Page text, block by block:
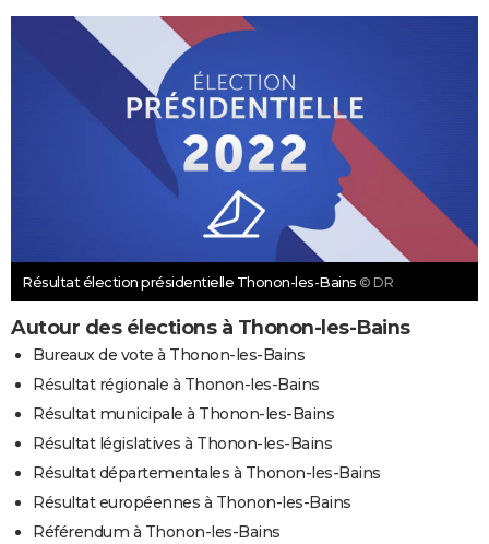
Résultat élection présidentielle Thonon-les-Bains © DR
Autour des élections à Thonon-les-Bains
Bureaux de vote à Thonon-les-Bains
Résultat régionale à Thonon-les-Bains
Résultat municipale à Thonon-les-Bains
Résultat législatives à Thonon-les-Bains
Résultat départementales à Thonon-les-Bains
Résultat européennes à Thonon-les-Bains
Référendum à Thonon-les-Bains